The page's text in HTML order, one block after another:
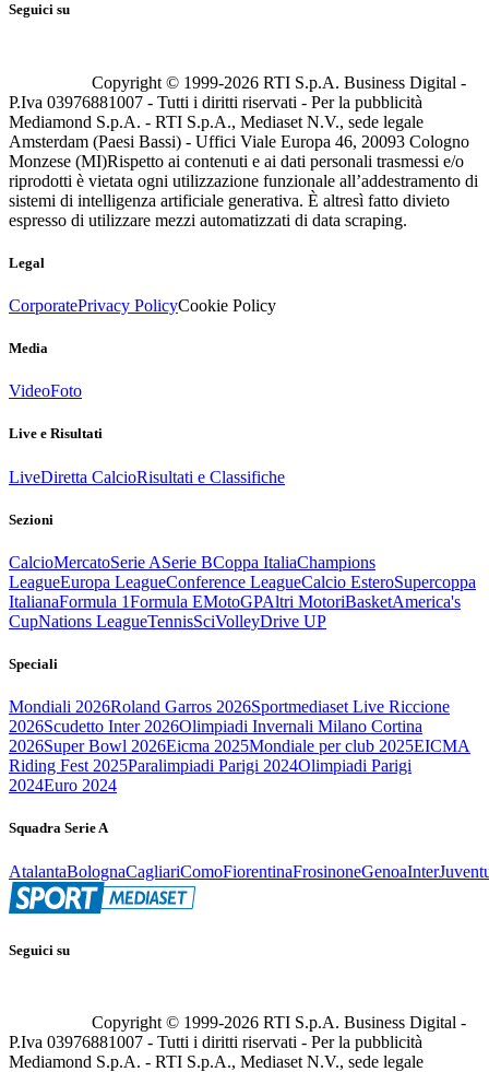
Seguici su
Copyright © 1999-2026 RTI S.p.A. Business Digital -
P.Iva 03976881007 - Tutti i diritti riservati - Per la pubblicità
Mediamond S.p.A. - RTI S.p.A., Mediaset N.V., sede legale
Amsterdam (Paesi Bassi) - Uffici Viale Europa 46, 20093 Cologno
Monzese (MI)Rispetto ai contenuti e ai dati personali trasmessi e/o
riprodotti è vietata ogni utilizzazione funzionale all’addestramento di
sistemi di intelligenza artificiale generativa. È altresì fatto divieto
espresso di utilizzare mezzi automatizzati di data scraping.
Legal
CorporatePrivacy PolicyCookie Policy
Media
VideoFoto
Live e Risultati
LiveDiretta CalcioRisultati e Classifiche
Sezioni
CalcioMercatoSerie ASerie BCoppa ItaliaChampions
LeagueEuropa LeagueConference LeagueCalcio EsteroSupercoppa
ItalianaFormula 1Formula EMotoGPAltri MotoriBasketAmerica's
CupNations LeagueTennisSciVolleyDrive UP
Speciali
Mondiali 2026Roland Garros 2026Sportmediaset Live Riccione
2026Scudetto Inter 2026Olimpiadi Invernali Milano Cortina
2026Super Bowl 2026Eicma 2025Mondiale per club 2025EICMA
Riding Fest 2025Paralimpiadi Parigi 2024Olimpiadi Parigi
2024Euro 2024
Squadra Serie A
AtalantaBolognaCagliariComoFiorentinaFrosinoneGenoaInter
Seguici su
Copyright © 1999-2026 RTI S.p.A. Business Digital -
P.Iva 03976881007 - Tutti i diritti riservati - Per la pubblicità
Mediamond S.p.A. - RTI S.p.A., Mediaset N.V., sede legale